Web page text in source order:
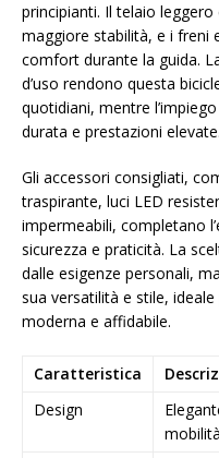
principianti. Il telaio
maggiore stabilità, e i freni
comfort durante la guida.
d’uso rendono questa
quotidiani, mentre
durata e prestazioni elevate.
Gli accessori consigliati,
traspirante, luci LED
impermeabili, completano
sicurezza e praticità. La
dalle esigenze personali,
sua versatilità e stile,
moderna e affidabile.
Caratteristica
Design